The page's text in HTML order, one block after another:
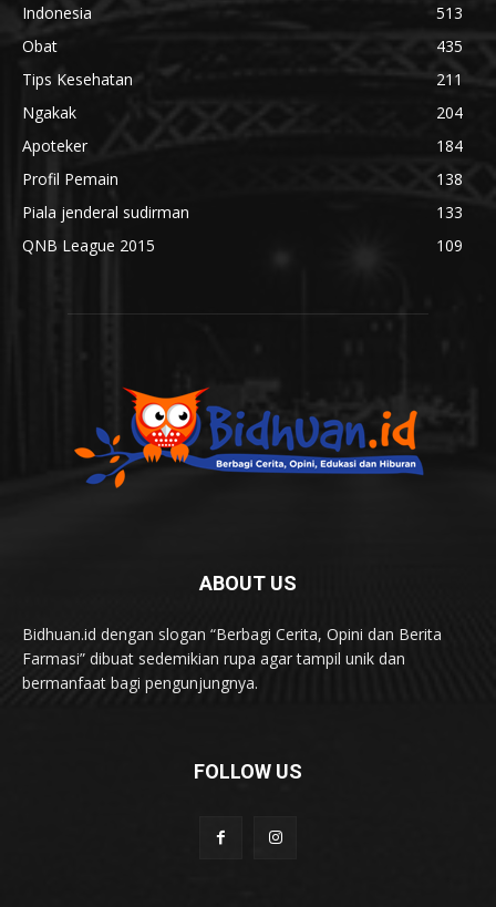
Indonesia
513
Obat
435
Tips Kesehatan
211
Ngakak
204
Apoteker
184
Profil Pemain
138
Piala jenderal sudirman
133
QNB League 2015
109
ABOUT US
Bidhuan.id dengan slogan “Berbagi Cerita, Opini dan Berita
Farmasi” dibuat sedemikian rupa agar tampil unik dan
bermanfaat bagi pengunjungnya.
FOLLOW US